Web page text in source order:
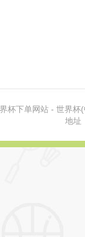
杯下单网站 - 世界
地址